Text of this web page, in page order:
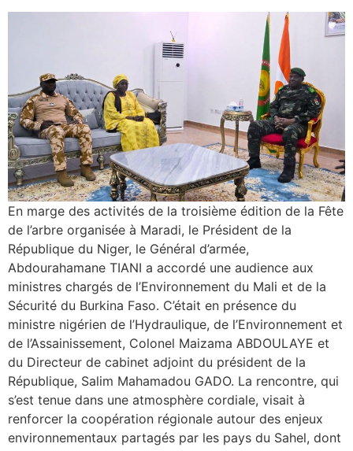
En marge des activités de la troisième édition de la Fête
de l’arbre organisée à Maradi, le Président de la
République du Niger, le Général d’armée,
Abdourahamane TIANI a accordé une audience aux
ministres chargés de l’Environnement du Mali et de la
Sécurité du Burkina Faso. C’était en présence du
ministre nigérien de l’Hydraulique, de l’Environnement et
de l’Assainissement, Colonel Maizama ABDOULAYE et
du Directeur de cabinet adjoint du président de la
République, Salim Mahamadou GADO. La rencontre, qui
s’est tenue dans une atmosphère cordiale, visait à
renforcer la coopération régionale autour des enjeux
environnementaux partagés par les pays du Sahel, dont